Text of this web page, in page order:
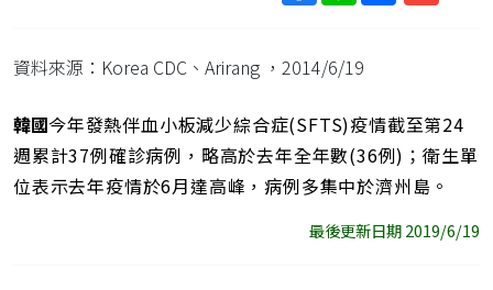
址
資料來源：Korea CDC、Arirang ，2014/6/19
韓國今年發熱伴血小板減少綜合症(SFTS)疫情截至第24
週累計37例確診病例，略高於去年全年數(36例)；衛生單
位表示去年疫情於6月達高峰，病例多集中於濟州島。
最後更新日期 2019/6/19